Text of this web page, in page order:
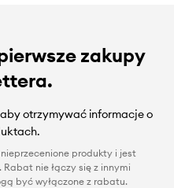
zakupy
aby otrzymywać informacje o
produkty i jest
nie łączy się z innymi
być wyłączone z rabatu.